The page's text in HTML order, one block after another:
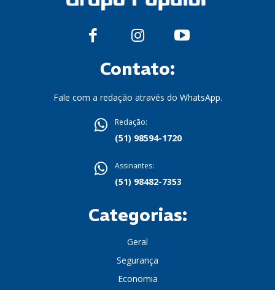
Contato:
Fale com a redação através do WhatsApp.
Redação:
(51) 98594-1720
Assinantes:
(51) 98482-7353
Categorias:
Geral
Segurança
Economia